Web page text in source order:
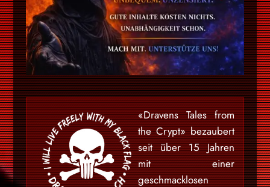
«Dravens Tales from
the Crypt» bezaubert
seit über 15 Jahren
mit einer
geschmacklosen